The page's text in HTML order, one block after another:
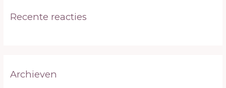
Recente reacties
Archieven